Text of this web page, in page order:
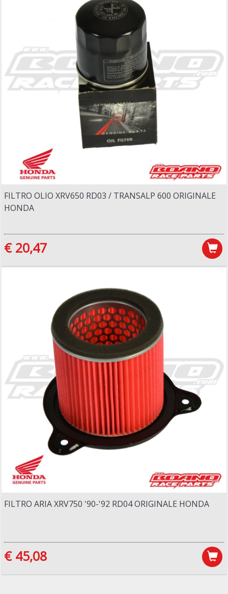
FILTRO OLIO XRV650 RD03 / TRANSALP 600 ORIGINALE
HONDA
€ 20,47
FILTRO ARIA XRV750 '90-'92 RD04 ORIGINALE HONDA
€ 45,08